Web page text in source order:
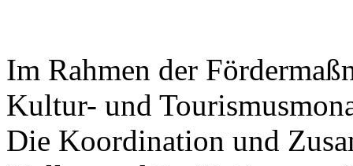
Im Rahmen der
Kultur- und
Die Koordination und